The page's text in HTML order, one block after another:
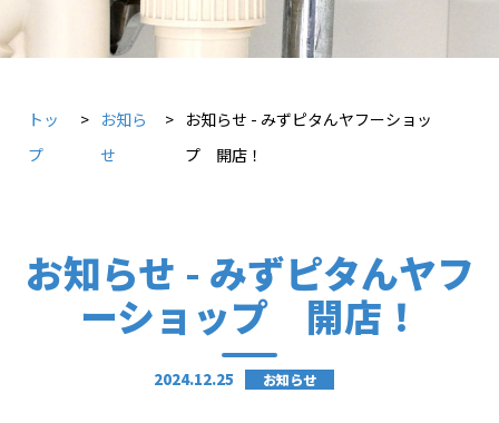
トッ
プ
お知ら
せ
お知らせ - みずピタんヤフーショッ
プ 開店！
お知らせ - みずピタんヤフ
ーショップ 開店！
2024.12.25 お知らせ